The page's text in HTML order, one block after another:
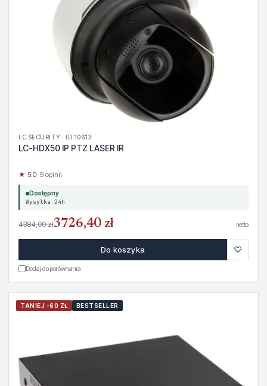
LC SECURITY · ID 10613
LC-HDX50 IP PTZ LASER IR
★ 5.0· 9 opinii
Dostępny
Wysyłka 24h
4384,00 zł3726,40 zł netto
Do koszyka ♡
Dodaj do porównania
TANIEJ -60 ZŁ BESTSELLER